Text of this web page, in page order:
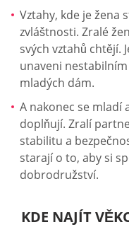
Vztahy, kde je žena
zvláštnosti. Zralé
svých vztahů chtějí.
unaveni
mladých dám.
A nakonec se mladí
doplňují. Zralí
stabilitu a
starají o to, aby si
dobrodružství.
KDE NAJÍT